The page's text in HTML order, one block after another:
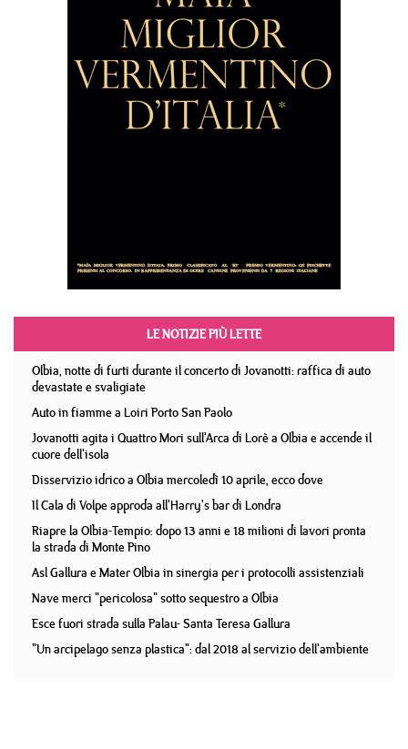
LE NOTIZIE PIÙ LETTE
Olbia, notte di furti durante il concerto di Jovanotti: raffica di auto
devastate e svaligiate
Auto in fiamme a Loiri Porto San Paolo
Jovanotti agita i Quattro Mori sull'Arca di Lorè a Olbia e accende il
cuore dell'isola
Disservizio idrico a Olbia mercoledì 10 aprile, ecco dove
Il Cala di Volpe approda all'Harry's bar di Londra
Riapre la Olbia-Tempio: dopo 13 anni e 18 milioni di lavori pronta
la strada di Monte Pino
Asl Gallura e Mater Olbia in sinergia per i protocolli assistenziali
Nave merci "pericolosa" sotto sequestro a Olbia
Esce fuori strada sulla Palau- Santa Teresa Gallura
"Un arcipelago senza plastica": dal 2018 al servizio dell'ambiente